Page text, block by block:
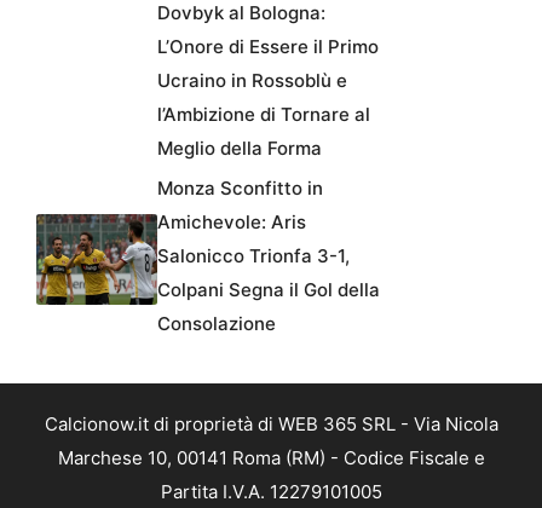
Dovbyk al Bologna:
L’Onore di Essere il Primo
Ucraino in Rossoblù e
l’Ambizione di Tornare al
Meglio della Forma
Monza Sconfitto in
Amichevole: Aris
Salonicco Trionfa 3-1,
Colpani Segna il Gol della
Consolazione
Calcionow.it di proprietà di WEB 365 SRL - Via Nicola
Marchese 10, 00141 Roma (RM) - Codice Fiscale e
Partita I.V.A. 12279101005